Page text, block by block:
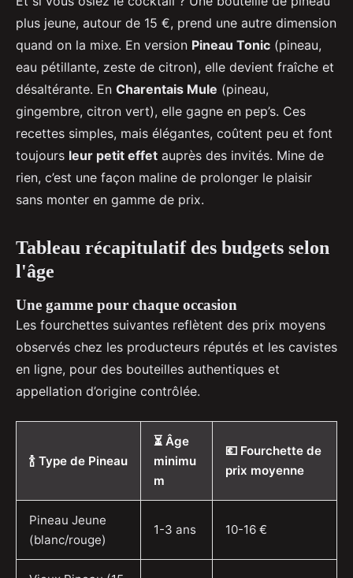
plus jeune, autour de 15 €, prend une autre dimension
quand on la mixe. En version Pineau Tonic (pineau,
eau pétillante, zeste de citron), elle devient fraîche et
désaltérante. En Charentais Mule (pineau,
gingembre, citron vert), elle gagne en pep’s. Ces
recettes simples, mais élégantes, coûtent peu et font
toujours leur petit effet auprès des invités. Mine de
rien, c’est une façon maline de prolonger le plaisir
sans monter en gamme de prix.
Tableau récapitulatif des budgets selon
l'âge
Une gamme pour chaque occasion
Les fourchettes suivantes reflètent des prix moyens
observés chez les producteurs réputés et les cavistes
en ligne, pour des bouteilles authentiques et
appellation d’origine contrôlée.
🍾 Type de Pineau
⏳ Âge
minimu
m
💶 Fourchette de
prix moyenne
Pineau Jeune
(blanc/rouge)
1-3 ans 10-16 €